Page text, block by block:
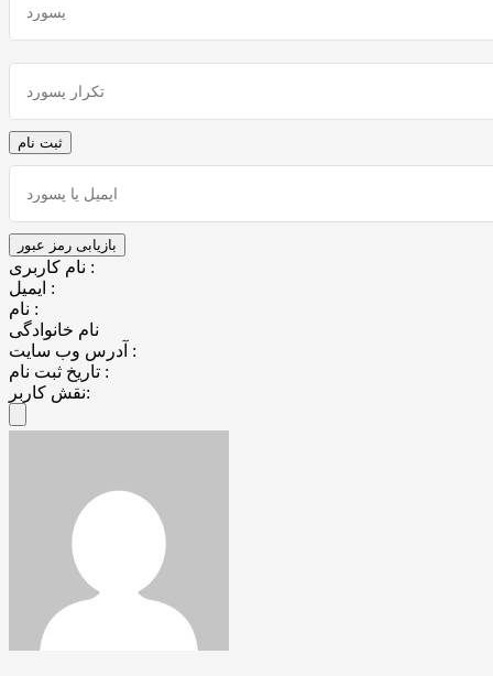
نام کاربری :
ایمیل :
نام :
نام خانوادگی
آدرس وب سایت :
تاریخ ثبت نام :
نقش کاربر: